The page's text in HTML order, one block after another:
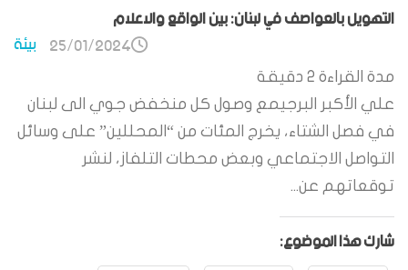
التهويل بالعواصف في لبنان: بين الواقع والاعلام
بيئة 25/01/2024
مدة القراءة 2 دقيقة
علي الأكبر البرجيمع وصول كل منخفض جوي الى لبنان
في فصل الشتاء، يخرج المئات من “المحللين” على وسائل
التواصل الاجتماعي وبعض محطات التلفاز، لنشر
توقعاتهم عن...
شارك هذا الموضوع: